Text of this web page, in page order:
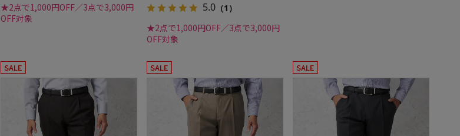
★2点で1,000円OFF／3点で3,000円
OFF対象
5.0 （1）
★2点で1,000円OFF／3点で3,000円
OFF対象
SALE SALE SALE